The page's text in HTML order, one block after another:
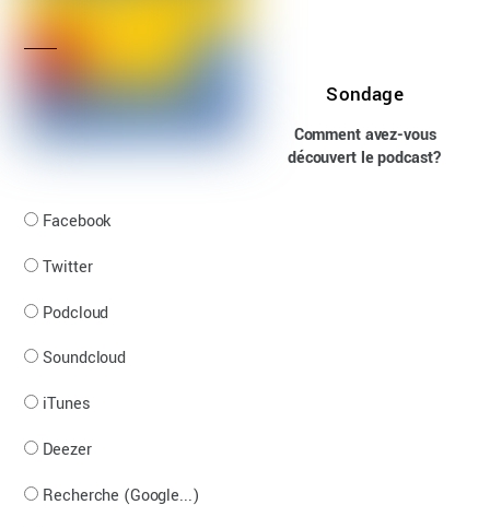
Sondage
Comment avez-vous
découvert le podcast?
Facebook
Twitter
Podcloud
Soundcloud
iTunes
Deezer
Recherche (Google...)